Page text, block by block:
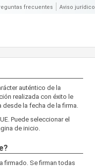
frecuentes Aviso jurídico
auténtico de la
realizada con éxito le
la fecha de la firma.
Puede seleccionar el
de inicio.
firmado. Se firman todas